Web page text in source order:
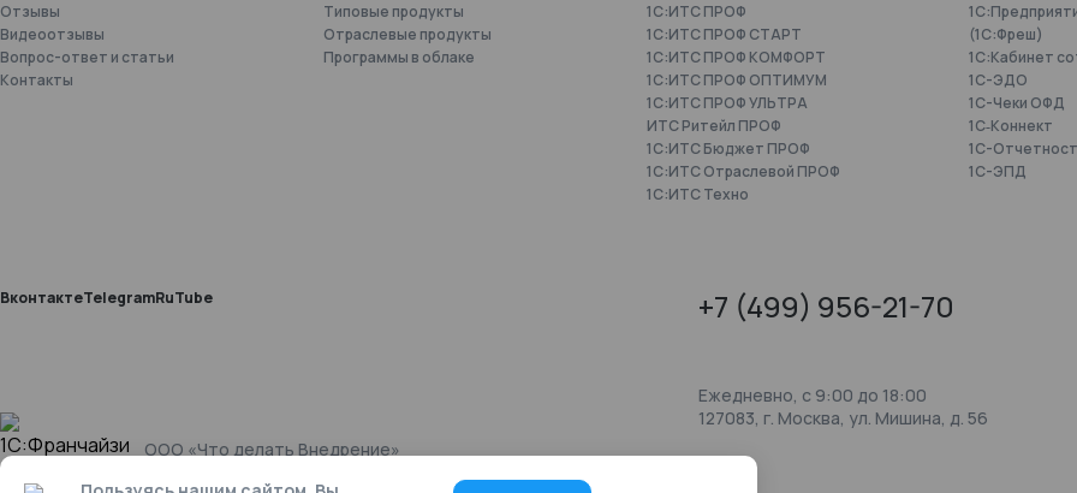
Отзывы
Видеоотзывы
Вопрос-ответ и статьи
Контакты
Типовые продукты
Отраслевые продукты
Программы в облаке
1С:ИТС ПРОФ
1С:ИТС ПРОФ СТАРТ
1С:ИТС ПРОФ КОМФОРТ
1С:ИТС ПРОФ ОПТИМУМ
1С:ИТС ПРОФ УЛЬТРА
ИТС Ритейл ПРОФ
1С:ИТС Бюджет ПРОФ
1С:ИТС Отраслевой ПРОФ
1С:ИТС Техно
(1С:Фреш)
1С:Кабинет
1С-ЭДО
1С-Чеки ОФД
1С‑Коннект
1C-
1С-ЭПД
ВконтактеTelegramRuTube
ООО «Что делать Внедрение»
+7 (499) 956-21-70
Ежедневно, c 9:00 до 18:00
127083, г. Москва, ул. Мишина, д. 56